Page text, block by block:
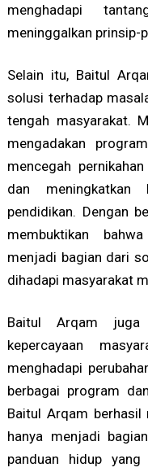
menghadapi
meninggalkan prinsip-
Selain itu, Baitul
solusi terhadap
tengah masyarakat.
mengadakan
mencegah
dan meningkatkan
pendidikan. Dengan
membuktikan
menjadi bagian dari
dihadapi masyarakat
Baitul Arqam juga
kepercayaan
menghadapi
berbagai program
Baitul Arqam berhasil
hanya menjadi
panduan hidup